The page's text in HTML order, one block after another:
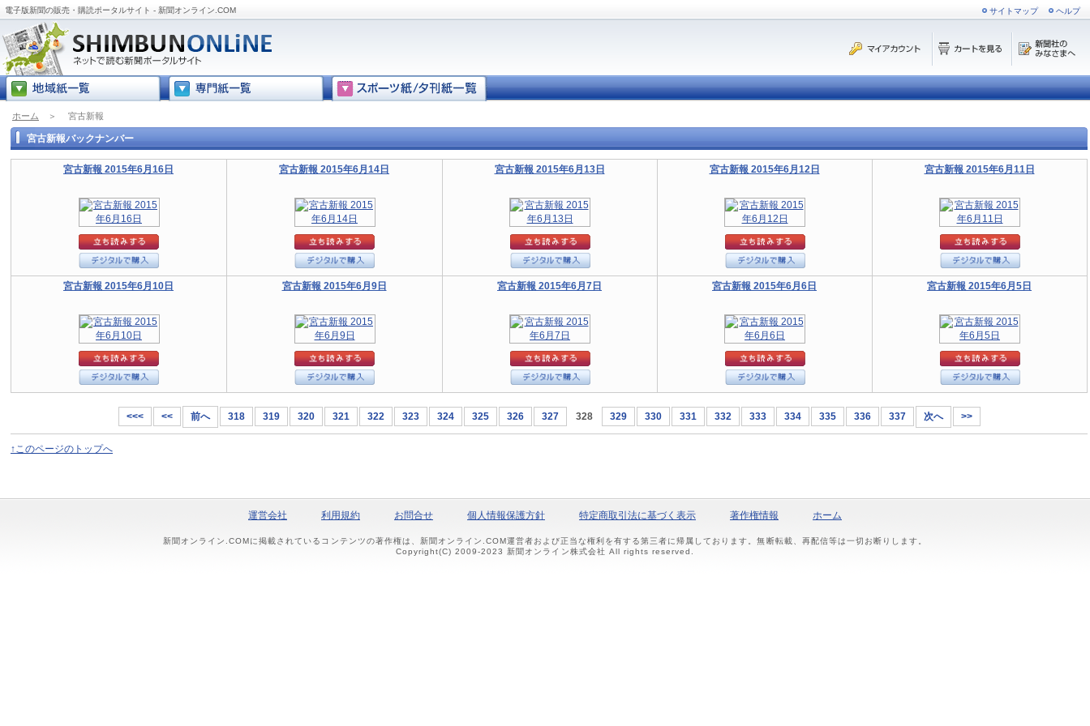
電子版新聞の販売・購読ポータルサイト - 新聞オンライン.COM サイトマップ ヘルプ
ホーム ＞ 宮古新報
宮古新報バックナンバー
宮古新報 2015年6月16日 宮古新報 2015年6月14日 宮古新報 2015年6月13日 宮古新報 2015年6月12日 宮古新報 2015年6月11日
宮古新報 2015年6月10日 宮古新報 2015年6月9日 宮古新報 2015年6月7日 宮古新報 2015年6月6日 宮古新報 2015年6月5日
<<< << 前へ 318 319 320 321 322 323 324 325 326 327 328 329 330 331 332 333 334 335 336 337 次へ >>
↑このページのトップへ
運営会社 利用規約 お問合せ 個人情報保護方針 特定商取引法に基づく表示 著作権情報 ホーム
新聞オンライン.COMに掲載されているコンテンツの著作権は、新聞オンライン.COM運営者および正当な権利を有する第三者に帰属しております。無断転載、再配信等は一切お断りします。
Copyright(C) 2009-2023 新聞オンライン株式会社 All rights reserved.